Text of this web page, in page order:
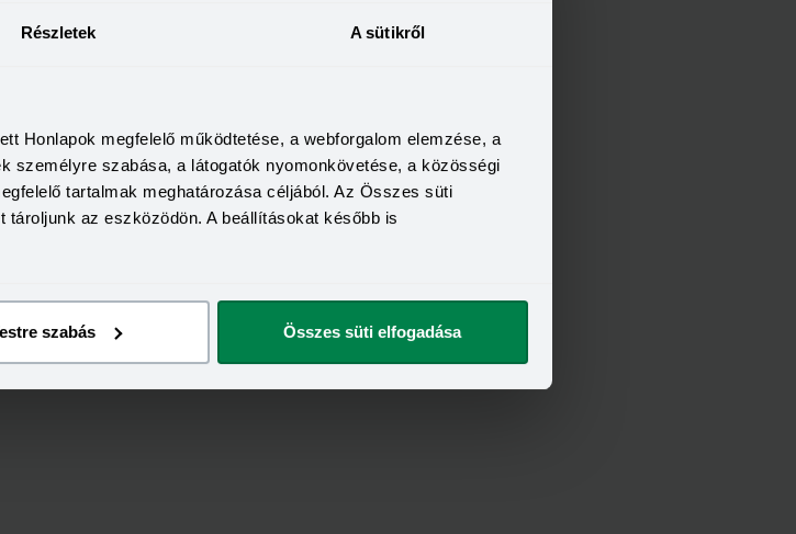
Részletek A sütikről
Honlapok megfelelő működtetése, a webforgalom elemzése, a
személyre szabása, a látogatók nyomonkövetése, a közösségi
tartalmak meghatározása céljából. Az Összes süti
az eszközödön. A beállításokat később is
szabás Összes süti elfogadása
000 000 Ft
KEDVEZMÉNY FELTÉTELEI
Minimum életkor:
Minimum munkaviszony:
6 hónap
Minimum jövedelem:
400 000 Ft